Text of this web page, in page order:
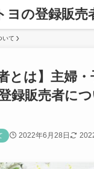
ヨの登録販売
いて
とは】主婦
録販売者に
2022年6月28日